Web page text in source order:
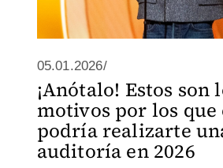
05.01.2026/
¡Anótalo! Estos son
motivos por los que
podría realizarte
auditoría en 2026